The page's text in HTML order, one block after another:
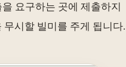
요구하는 곳에 제출하지
시할 빌미를 주게 됩니다.